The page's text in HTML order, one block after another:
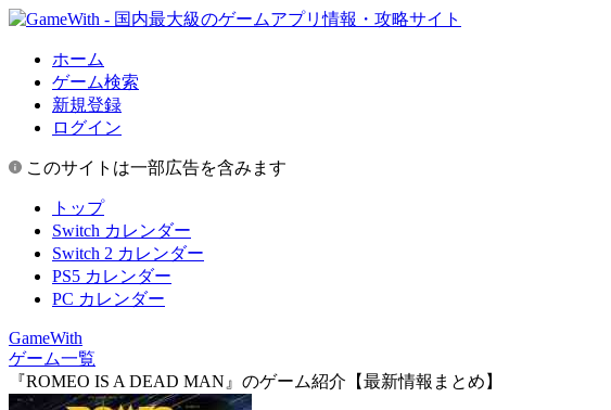
ホーム
ゲーム検索
新規登録
ログイン
このサイトは一部広告を含みます
トップ
Switch カレンダー
Switch 2 カレンダー
PS5 カレンダー
PC カレンダー
GameWith
ゲーム一覧
『ROMEO IS A DEAD MAN』のゲーム紹介【最新情報まとめ】